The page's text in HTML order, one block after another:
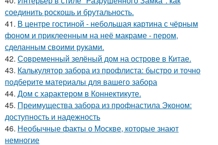
соединить роскошь и брутальность.
41. В центре гостиной - небольшая картина с чёрным
фоном и приклеенным на неё макраме - пером,
сделанным своими руками.
42. Современный зелёный дом на острове в Китае.
43. Калькулятор забора из профлиста: быстро и точно
подберите материалы для вашего забора
44. Дом с характером в Коннектикуте.
45. Преимущества забора из профнастила Эконом:
доступность и надежность
46. Необычные факты о Москве, которые знают
немногие